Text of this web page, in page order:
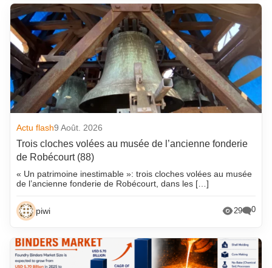
Actu flash9 Août. 2026
Trois cloches volées au musée de l’ancienne fonderie
de Robécourt (88)
« Un patrimoine inestimable »: trois cloches volées au musée
de l’ancienne fonderie de Robécourt, dans les […]
piwi 29 0